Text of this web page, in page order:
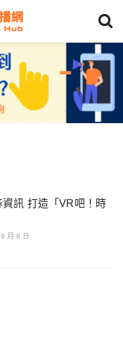
訊 打造「VR吧！時
月 8 日